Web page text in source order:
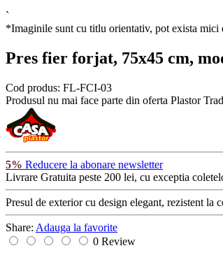
`
*Imaginile sunt cu titlu orientativ, pot exista mici
Pres fier forjat, 75x45 cm,
Cod produs: FL-FCI-03
Produsul nu mai face parte din oferta Plastor
5% Reducere la abonare newsletter
Livrare Gratuita peste 200 lei, cu exceptia
Presul de exterior cu design elegant, rezistent la
Share: Adauga la favorite
0 Review